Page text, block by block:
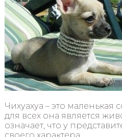
Чихуахуа – это маленькая
для всех она является
означает, что у